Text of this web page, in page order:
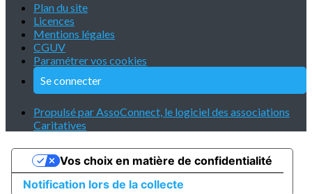
Plan du site
Licences
Mentions légales
CGUV
Paramétrer vos cookies
Se connecter
Propulsé par AssoConnect, le logiciel des associations
Caritatives
Notification lors de la collecte
Vos choix en matière de confidentialité